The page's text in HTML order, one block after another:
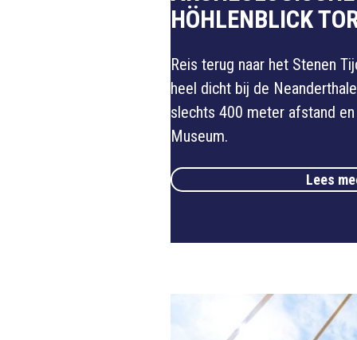
HÖHLENBLICK
Reis terug naar het Stenen
heel dicht bij de
slechts 400 meter afstand
Museum.
Lees